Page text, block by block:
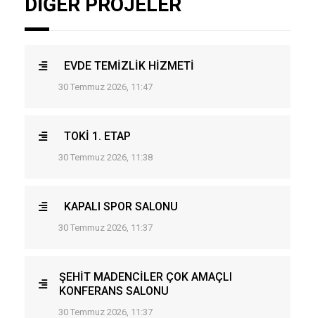
EVDE TEMİZLİK HİZMETİ
30 Temmuz 2026, 11:47
TOKİ 1. ETAP
30 Temmuz 2026, 11:38
KAPALI SPOR SALONU
30 Temmuz 2026, 11:37
ŞEHİT MADENCİLER ÇOK AMAÇLI
KONFERANS SALONU
30 Temmuz 2026, 11:37